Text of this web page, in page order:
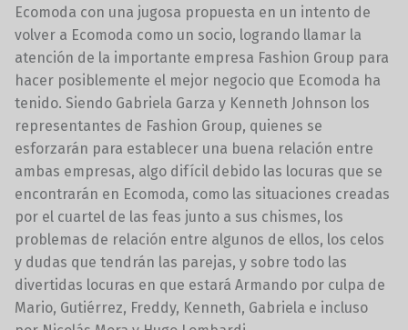
Ecomoda con una jugosa propuesta en un intento de
volver a Ecomoda como un socio, logrando llamar la
atención de la importante empresa Fashion Group para
hacer posiblemente el mejor negocio que Ecomoda ha
tenido. Siendo Gabriela Garza y Kenneth Johnson los
representantes de Fashion Group, quienes se
esforzarán para establecer una buena relación entre
ambas empresas, algo difícil debido las locuras que se
encontrarán en Ecomoda, como las situaciones creadas
por el cuartel de las feas junto a sus chismes, los
problemas de relación entre algunos de ellos, los celos
y dudas que tendrán las parejas, y sobre todo las
divertidas locuras en que estará Armando por culpa de
Mario, Gutiérrez, Freddy, Kenneth, Gabriela e incluso